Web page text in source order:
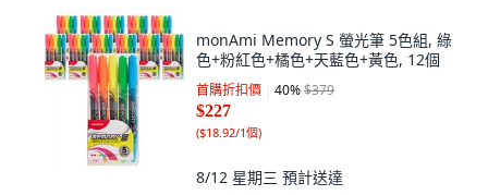
monAmi Memory S 螢光筆 5色組, 綠
色+粉紅色+橘色+天藍色+黃色, 12個
首購折扣價 40%$379
$227
($18.92/1個)
8/12 星期三 預計送達